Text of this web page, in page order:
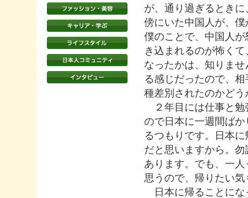
が、通り過ぎるとき
傍にいた中国人が、僕
僕のことで、中国人
き込まれるのが怖く
なったかは、知りま
る感じだったので、
種差別されたのかどう
２年目には仕事と勉
ので日本に一週間ば
るつもりです。日本
だと思いますから。
あります。でも、一
思うので、帰りたい気
日本に帰ることにな